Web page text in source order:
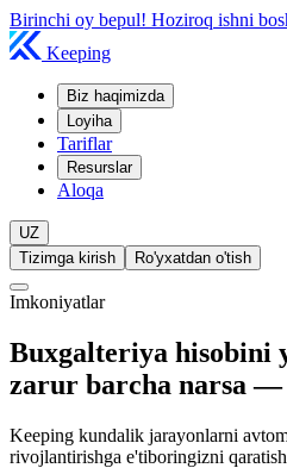
Birinchi oy bepul! Hoziroq ishni
Keeping
Biz haqimizda
Loyiha
Tariflar
Resurslar
Aloqa
UZ
Tizimga kirish
Ro'yxatdan o'tish
Imkoniyatlar
Buxgalteriya hisobini
zarur barcha narsa
Keeping kundalik jarayonlarni
rivojlantirishga e'tiboringizni